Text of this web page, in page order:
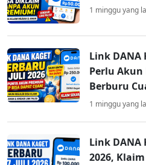
1 minggu yang
Link DANA
Perlu
Berburu
1 minggu yang
Link DANA
2026,